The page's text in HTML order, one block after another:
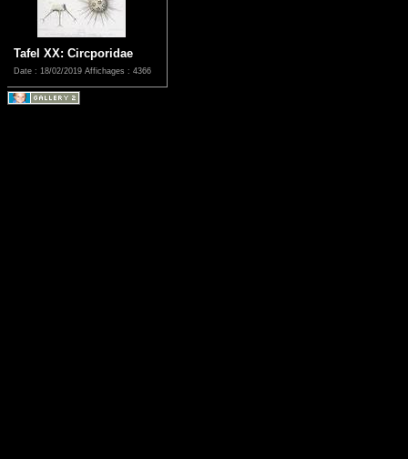
Tafel XX: Circporidae
Date : 18/02/2019 Affichages : 4366